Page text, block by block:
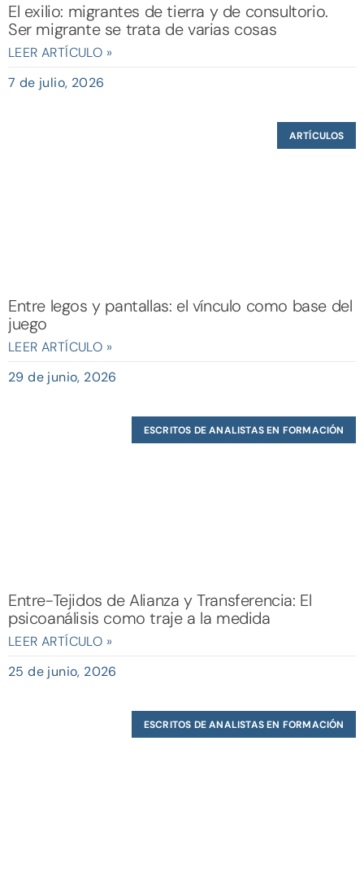
El exilio: migrantes de tierra y de consultorio.
Ser migrante se trata de varias cosas
LEER ARTÍCULO »
7 de julio, 2026
ARTÍCULOS
Entre legos y pantallas: el vínculo como base del
juego
LEER ARTÍCULO »
29 de junio, 2026
ESCRITOS DE ANALISTAS EN FORMACIÓN
Entre-Tejidos de Alianza y Transferencia: El
psicoanálisis como traje a la medida
LEER ARTÍCULO »
25 de junio, 2026
ESCRITOS DE ANALISTAS EN FORMACIÓN